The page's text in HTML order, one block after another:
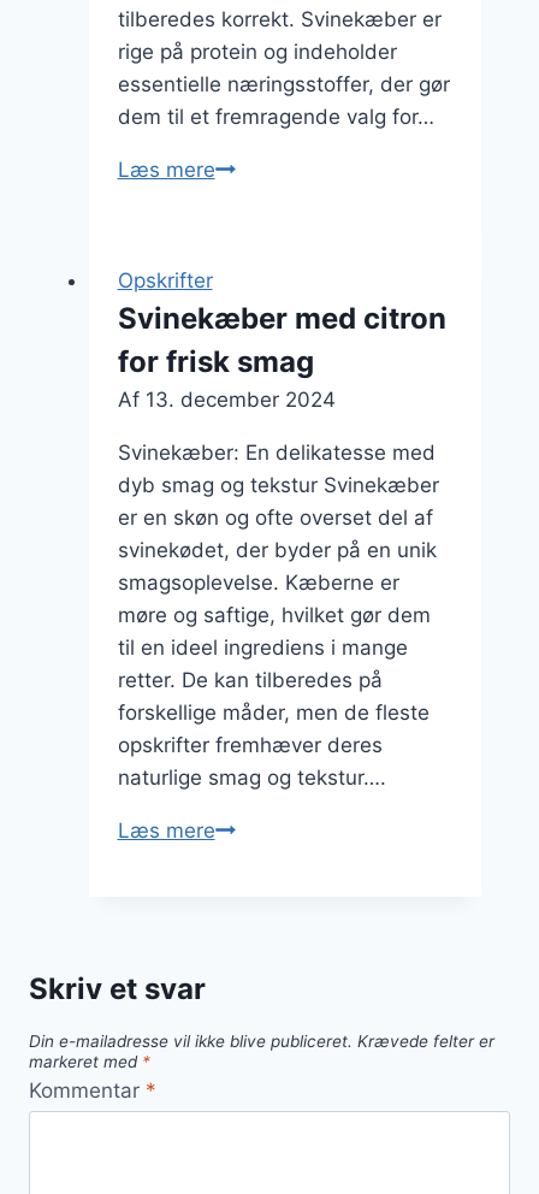
tilberedes korrekt. Svinekæber er
rige på protein og indeholder
essentielle næringsstoffer, der gør
dem til et fremragende valg for…
Læs mereSvinekæber
sundere
valg
Opskrifter
Svinekæber med citron
for frisk smag
Af 13. december 2024
Svinekæber: En delikatesse med
dyb smag og tekstur Svinekæber
er en skøn og ofte overset del af
svinekødet, der byder på en unik
smagsoplevelse. Kæberne er
møre og saftige, hvilket gør dem
til en ideel ingrediens i mange
retter. De kan tilberedes på
forskellige måder, men de fleste
opskrifter fremhæver deres
naturlige smag og tekstur….
Læs mereSvinekæber
Skriv et svar
Din e-mailadresse vil ikke blive publiceret. Krævede felter er
markeret med *
Kommentar *